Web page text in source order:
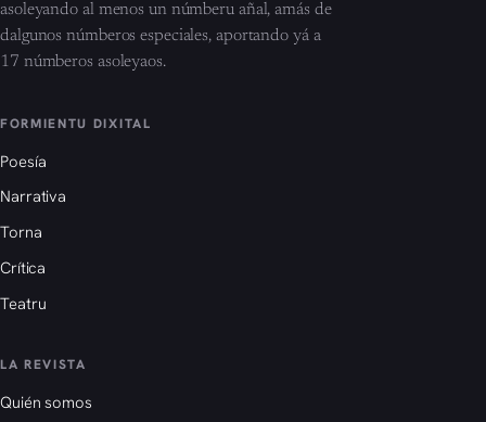
asoleyando al menos un númberu añal, amás de
dalgunos númberos especiales, aportando yá a
17 númberos asoleyaos.
FORMIENTU DIXITAL
Poesía
Narrativa
Torna
Crítica
Teatru
LA REVISTA
Quién somos